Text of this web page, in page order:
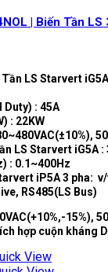
| Biến Tần
LS Starvert
Duty) : 45A
: 22KW
LS Starvert iG5A :
: 0.1~400Hz
iP5A 3 pha:
RS485(LS Bus)
15%),
hợp cuộn kháng
View